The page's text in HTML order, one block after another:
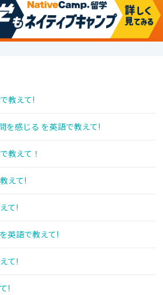
教えて!
を感じる を英語で教えて!
教えて！
えて!
て!
英語で教えて!
て!
!